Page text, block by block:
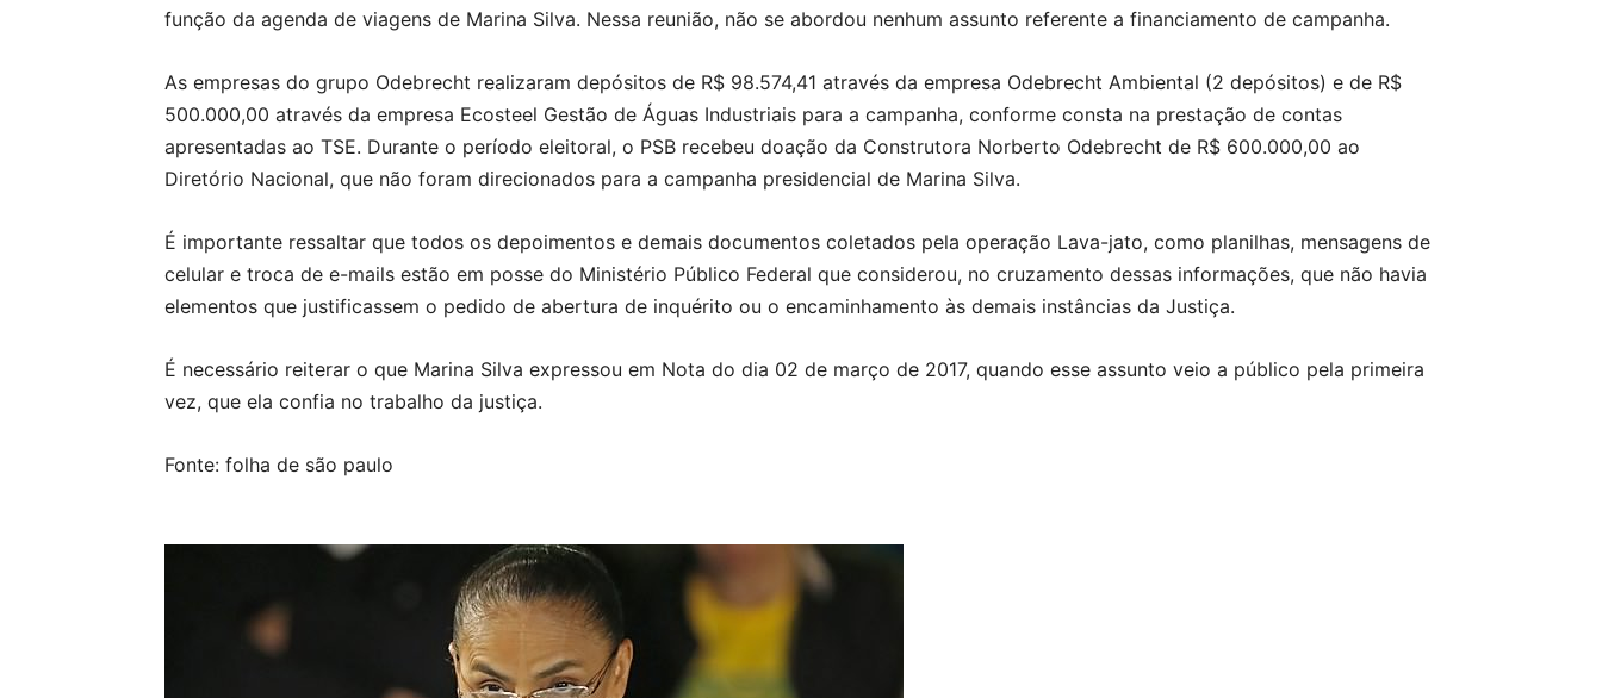
função da agenda de viagens de Marina Silva. Nessa reunião, não se abordou nenhum assunto referente a financiamento de campanha.
As empresas do grupo Odebrecht realizaram depósitos de R$ 98.574,41 através da empresa Odebrecht Ambiental (2 depósitos) e de R$
500.000,00 através da empresa Ecosteel Gestão de Águas Industriais para a campanha, conforme consta na prestação de contas
apresentadas ao TSE. Durante o período eleitoral, o PSB recebeu doação da Construtora Norberto Odebrecht de R$ 600.000,00 ao
Diretório Nacional, que não foram direcionados para a campanha presidencial de Marina Silva.
É importante ressaltar que todos os depoimentos e demais documentos coletados pela operação Lava-jato, como planilhas, mensagens de
celular e troca de e-mails estão em posse do Ministério Público Federal que considerou, no cruzamento dessas informações, que não havia
elementos que justificassem o pedido de abertura de inquérito ou o encaminhamento às demais instâncias da Justiça.
É necessário reiterar o que Marina Silva expressou em Nota do dia 02 de março de 2017, quando esse assunto veio a público pela primeira
vez, que ela confia no trabalho da justiça.
Fonte: folha de são paulo